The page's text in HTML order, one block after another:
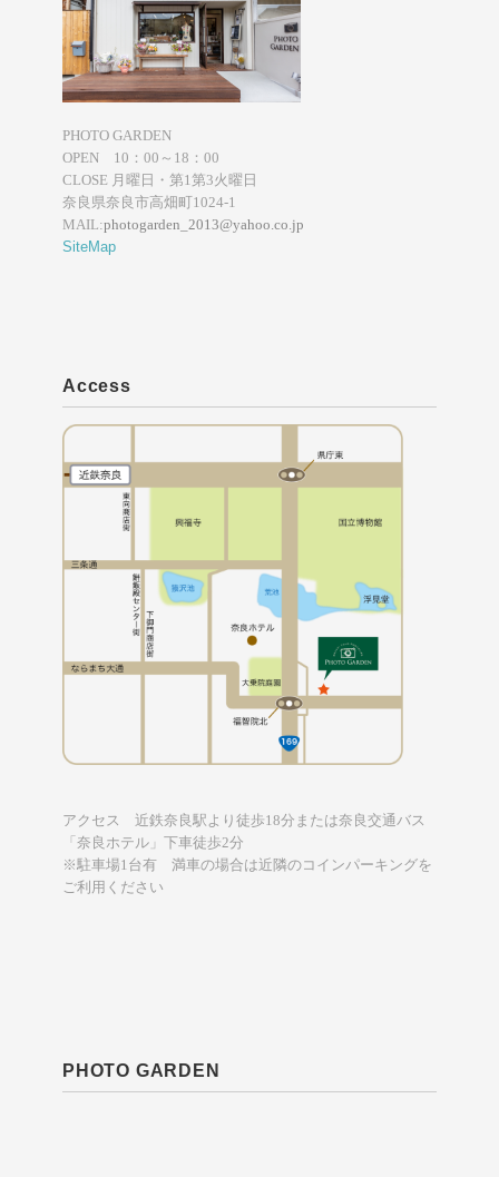
PHOTO GARDEN
OPEN 10：00～18：00
CLOSE 月曜日・第1第3火曜日
奈良県奈良市高畑町1024-1
MAIL:photogarden_2013@yahoo.co.jp
SiteMap
Access
アクセス 近鉄奈良駅より徒歩18分または奈良交通バス
「奈良ホテル」下車徒歩2分
※駐車場1台有 満車の場合は近隣のコインパーキングを
ご利用ください
PHOTO GARDEN